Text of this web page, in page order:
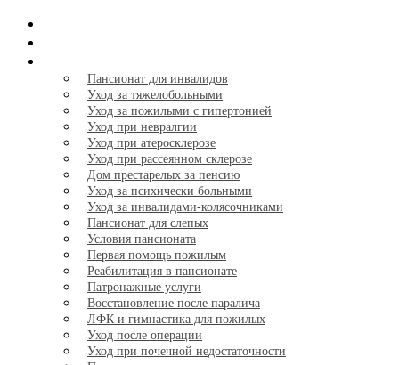
Пансионат для инвалидов
Уход за тяжелобольными
Уход за пожилыми с гипертонией
Уход при невралгии
Уход при атеросклерозе
Уход при рассеянном склерозе
Дом престарелых за пенсию
Уход за психически больными
Уход за инвалидами-колясочниками
Пансионат для слепых
Условия пансионата
Первая помощь пожилым
Реабилитация в пансионате
Патронажные услуги
Восстановление после паралича
ЛФК и гимнастика для пожилых
Уход после операции
Уход при почечной недостаточности